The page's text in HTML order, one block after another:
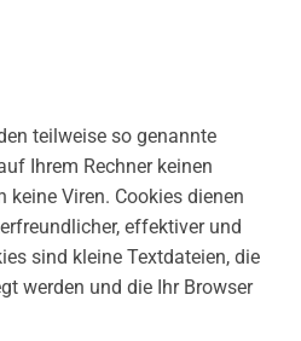
teilweise so genannte
Ihrem Rechner keinen
Viren. Cookies dienen
effektiver und
sind kleine Textdateien, die
werden und die Ihr Browser